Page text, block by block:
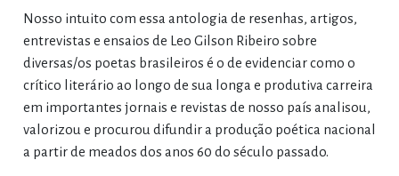
Nosso intuito com essa antologia de resenhas, artigos,
entrevistas e ensaios de Leo Gilson Ribeiro sobre
diversas/os poetas brasileiros é o de evidenciar como o
crítico literário ao longo de sua longa e produtiva carreira
em importantes jornais e revistas de nosso país analisou,
valorizou e procurou difundir a produção poética nacional
a partir de meados dos anos 60 do século passado.